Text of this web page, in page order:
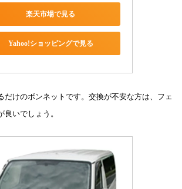
楽天市場で見る
Yahoo!ショッピングで見る
だけのボンネットです。交換が不安な方は、フェ
いでしょう。